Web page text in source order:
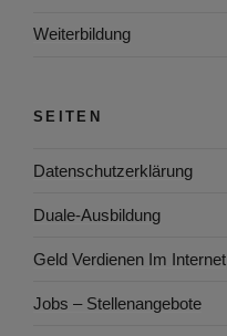
Weiterbildung
SEITEN
Datenschutzerklärung
Duale-Ausbildung
Geld Verdienen Im Internet
Jobs – Stellenangebote